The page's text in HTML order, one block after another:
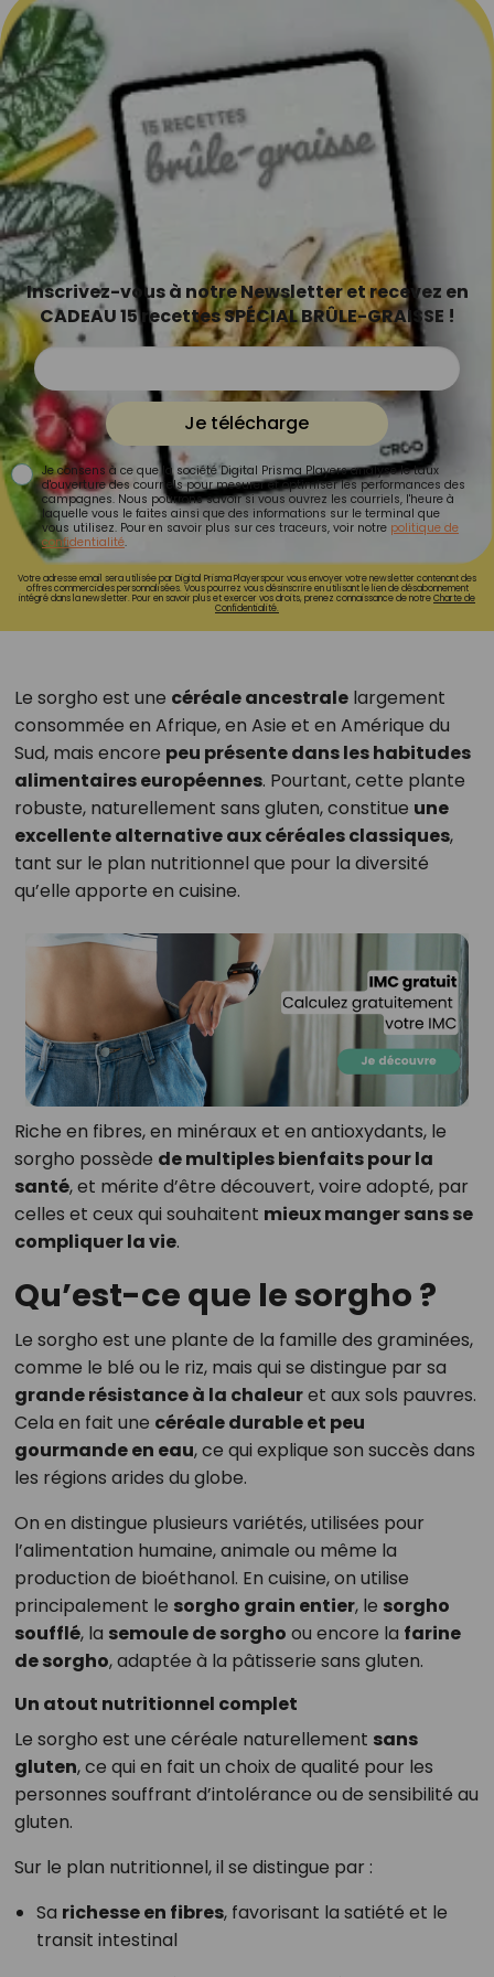
Inscrivez-vous à notre Newsletter et recevez en
CADEAU 15 recettes SPÉCIAL BRÛLE-GRAISSE !
Je télécharge
Je consens à ce que la société Digital Prisma Players analyse le taux
d'ouverture des courriels pour mesurer et optimiser les performances des
campagnes. Nous pourrons savoir si vous ouvrez les courriels, l'heure à
laquelle vous le faites ainsi que des informations sur le terminal que
vous utilisez. Pour en savoir plus sur ces traceurs, voir notre politique de
confidentialité.
Votre adresse email sera utilisée par Digital Prisma Playerspour vous envoyer votre newsletter contenant des
offres commerciales personnalisées. Vous pourrez vous désinscrire en utilisant le lien de désabonnement
intégré dans la newsletter. Pour en savoir plus et exercer vos droits, prenez connaissance de notreCharte de
Confidentialité.
Le sorgho est une céréale ancestralelargement
consommée en Afrique, en Asie et en Amérique du
Sud, mais encore peu présente dans les habitudes
alimentaires européennes. Pourtant, cette plante
robuste, naturellement sans gluten, constitue une
excellente alternative aux céréales classiques,
tant sur le plan nutritionnel que pour la diversité
qu’elle apporte en cuisine.
Riche en fibres, en minéraux et en antioxydants, le
sorgho possède de multiples bienfaits pour la
santé, et mérite d’être découvert, voire adopté, par
celles et ceux qui souhaitent mieux manger sans se
compliquer la vie.
Qu’est-ce que le sorgho ?
Le sorgho est une plante de la famille des graminées,
comme le blé ou le riz, mais qui se distingue par sa
grande résistance à la chaleuret aux sols pauvres.
Cela en fait une céréale durable et peu
gourmande en eau, ce qui explique son succès dans
les régions arides du globe.
On en distingue plusieurs variétés, utilisées pour
l’alimentation humaine, animale ou même la
production de bioéthanol. En cuisine, on utilise
principalement le sorgho grain entier, le sorgho
soufflé, la semoule de sorgho ou encore la farine
de sorgho, adaptée à la pâtisserie sans gluten.
Un atout nutritionnel complet
Le sorgho est une céréale naturellement sans
gluten, ce qui en fait un choix de qualité pour les
personnes souffrant d’intolérance ou de sensibilité au
gluten.
Sur le plan nutritionnel, il se distingue par :
Sa richesse en fibres, favorisant la satiété et le
transit intestinal